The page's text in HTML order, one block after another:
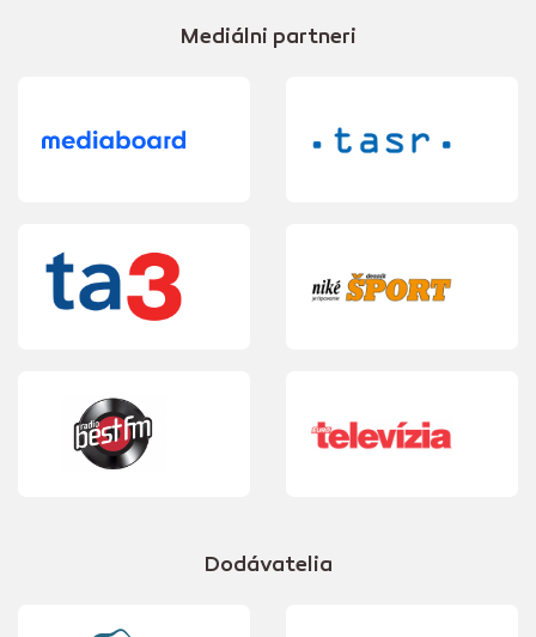
Mediálni partneri
Dodávatelia